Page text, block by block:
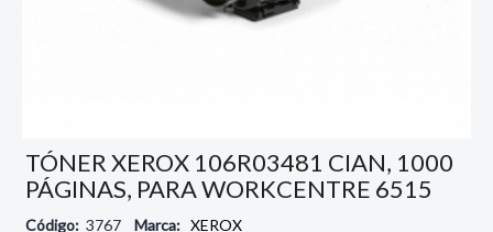
TÓNER XEROX 106R03481 CIAN, 1000
PÁGINAS, PARA WORKCENTRE 6515
Código: 3767 Marca: XEROX